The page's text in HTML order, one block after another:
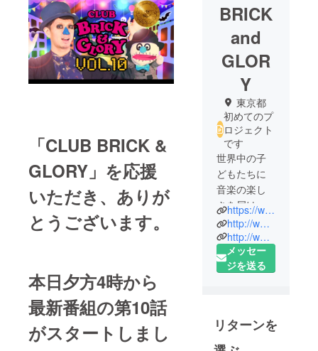
「CLUB BRICK &
GLORY」を応援
いただき、ありが
とうございます。
本日夕方4時から
最新番組の第10話
がスタートしまし
BRICK
and
GLOR
Y
東京都
初めてのプ
ロジェクト
です
世界中の子
どもたちに
音楽の楽し
さを届ける
プロジェク
ト「BRICK &
GLORY」！
天才ピアニ
ム）と映像
作家
https://www.youtube.com/user/HZETTISM
http://www.brickandglory.com
http://www.hzettm.info
メッセー
ジを送る
リターンを